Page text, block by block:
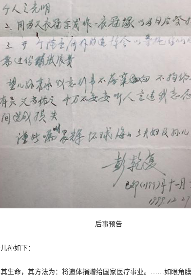
后事预告
孙如下：
命，其方法为：将遗体捐赠给国家医疗事业。……如眼角膜